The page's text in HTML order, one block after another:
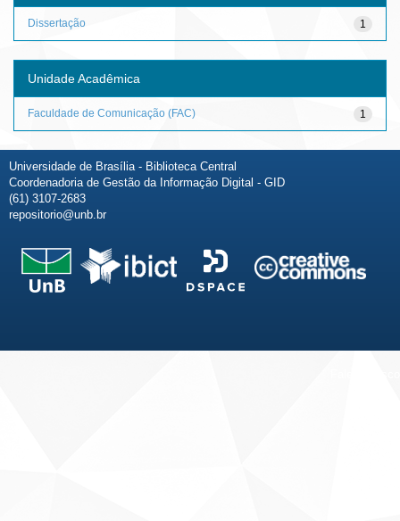
1
Dissertação
Unidade Acadêmica
1
Faculdade de Comunicação (FAC)
Universidade de Brasília - Biblioteca Central
Coordenadoria de Gestão da Informação Digital - GID
(61) 3107-2683
repositorio@unb.br